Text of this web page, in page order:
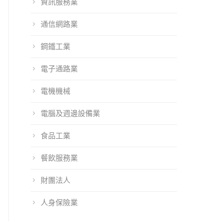
通信網路業
鋼鐵工業
電子通路業
電機機械
電腦及週邊設備業
食品工業
餐飲服務業
財團法人
人身保險業